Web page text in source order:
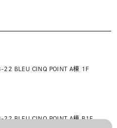
BLEU CINQ POINT A棟 1F
BLEU CINQ POINT A棟 B1F